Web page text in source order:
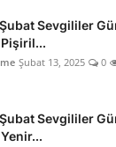
Sevgililer
Pişiril...
Şubat 13, 2025 0
Sevgililer